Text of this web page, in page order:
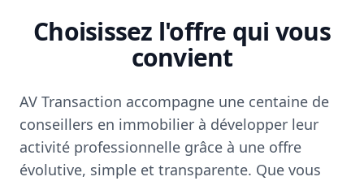
Choisissez l'offre qui vous
convient
AV Transaction accompagne une centaine de
conseillers en immobilier à développer leur
activité professionnelle grâce à une offre
évolutive, simple et transparente. Que vous